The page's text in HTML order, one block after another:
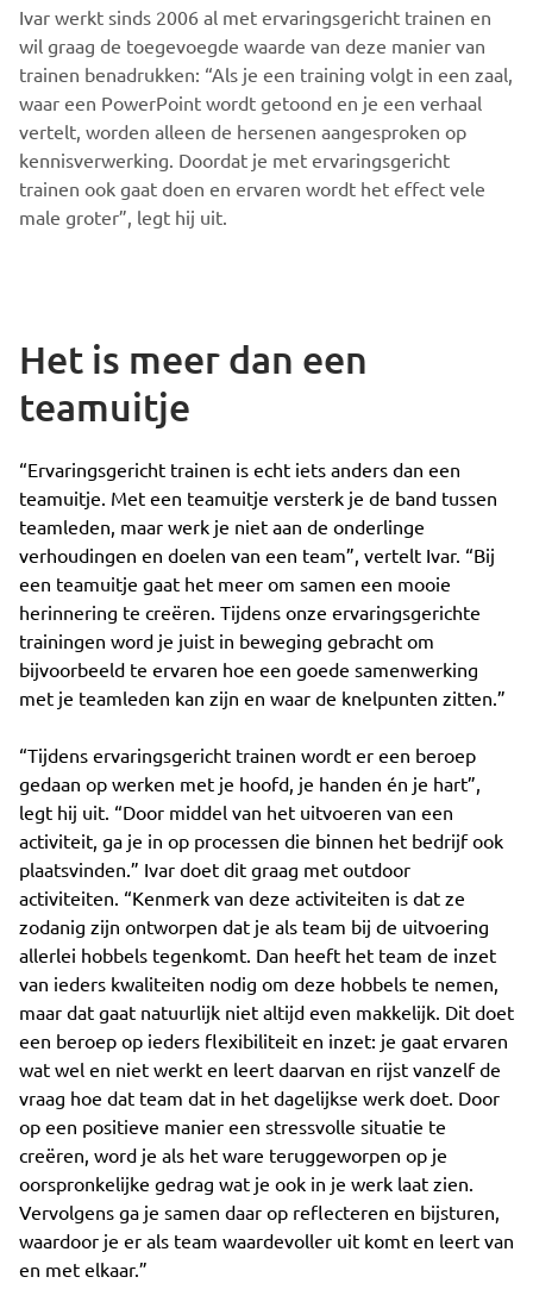
Ivar werkt sinds 2006 al met ervaringsgericht trainen en
wil graag de toegevoegde waarde van deze manier van
trainen benadrukken: “Als je een training volgt in een zaal,
waar een PowerPoint wordt getoond en je een verhaal
vertelt, worden alleen de hersenen aangesproken op
kennisverwerking. Doordat je met ervaringsgericht
trainen ook gaat doen en ervaren wordt het effect vele
male groter”, legt hij uit.
Het is meer dan een
teamuitje
“Ervaringsgericht trainen is echt iets anders dan een
teamuitje. Met een teamuitje versterk je de band tussen
teamleden, maar werk je niet aan de onderlinge
verhoudingen en doelen van een team”, vertelt Ivar. “Bij
een teamuitje gaat het meer om samen een mooie
herinnering te creëren. Tijdens onze ervaringsgerichte
trainingen word je juist in beweging gebracht om
bijvoorbeeld te ervaren hoe een goede samenwerking
met je teamleden kan zijn en waar de knelpunten zitten.”
“Tijdens ervaringsgericht trainen wordt er een beroep
gedaan op werken met je hoofd, je handen én je hart”,
legt hij uit. “Door middel van het uitvoeren van een
activiteit, ga je in op processen die binnen het bedrijf ook
plaatsvinden.” Ivar doet dit graag met outdoor
activiteiten. “Kenmerk van deze activiteiten is dat ze
zodanig zijn ontworpen dat je als team bij de uitvoering
allerlei hobbels tegenkomt. Dan heeft het team de inzet
van ieders kwaliteiten nodig om deze hobbels te nemen,
maar dat gaat natuurlijk niet altijd even makkelijk. Dit doet
een beroep op ieders flexibiliteit en inzet: je gaat ervaren
wat wel en niet werkt en leert daarvan en rijst vanzelf de
vraag hoe dat team dat in het dagelijkse werk doet. Door
op een positieve manier een stressvolle situatie te
creëren, word je als het ware teruggeworpen op je
oorspronkelijke gedrag wat je ook in je werk laat zien.
Vervolgens ga je samen daar op reflecteren en bijsturen,
waardoor je er als team waardevoller uit komt en leert van
en met elkaar.”